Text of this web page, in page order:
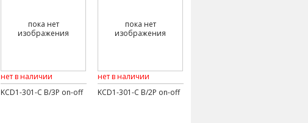
пока нет
изображения
нет в наличии
KCD1-301-C B/3P on-off
пока нет
изображения
нет в наличии
KCD1-301-C B/2P on-off